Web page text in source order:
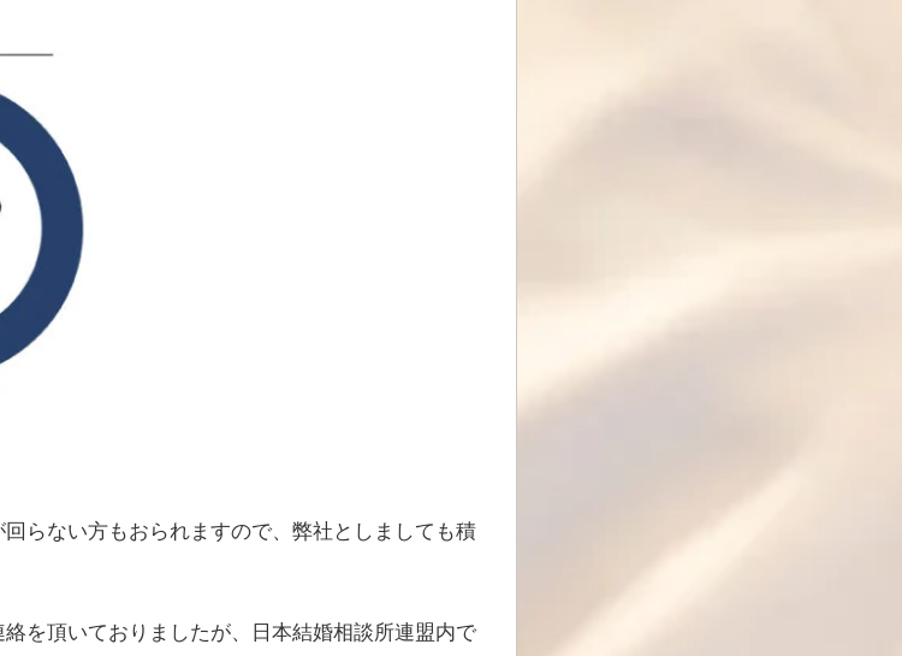
らない方もおられますので、弊社としましても積
を頂いておりましたが、日本結婚相談所連盟内で